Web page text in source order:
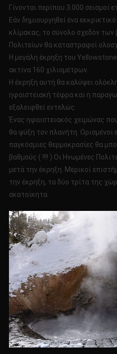
Γίνονται περίπου 3.000 σεισμοί
Εάν δημιουργηθεί ένα
κλίμακας, το σύνολο σχεδόν
Πολιτείων θα καταστραφεί
Η μεγάλη έκρηξη του
ακτίνα 160 χιλιομέτρων.
Η έκρηξη αυτή θα καλύψει
ηφαιστειακή τέφρα και η
εξαλειφθεί εντελώς.
Ένας ηφαιστειακός χειμώνας
θα ψύξη τον πλανήτη. Ορισμένοι
παγκόσμιες θερμοκρασίες θα
βαθμούς ( !!!! ) Οι Ηνωμένες
μετά την έκρηξη. Μερικοί
την έκρηξη, τα δύο τρίτα της
ακατοίκητα.